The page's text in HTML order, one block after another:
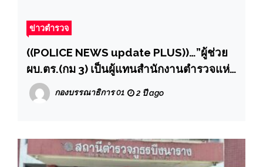
ข่าวตำรวจ
((POLICE NEWS update PLUS))…”ผู้ช่วย
ผบ.ตร.(กม 3) เป็นผู้แทนสำนักงานตำรวจแห่ง
ชาติเข้าร่วมประชุม “ประชุมคณะกรรมการ
เปรียบเทียบตามพระราชบัญญัติศุลกากร
กองบรรณาธิการ 01 2 ปี ago